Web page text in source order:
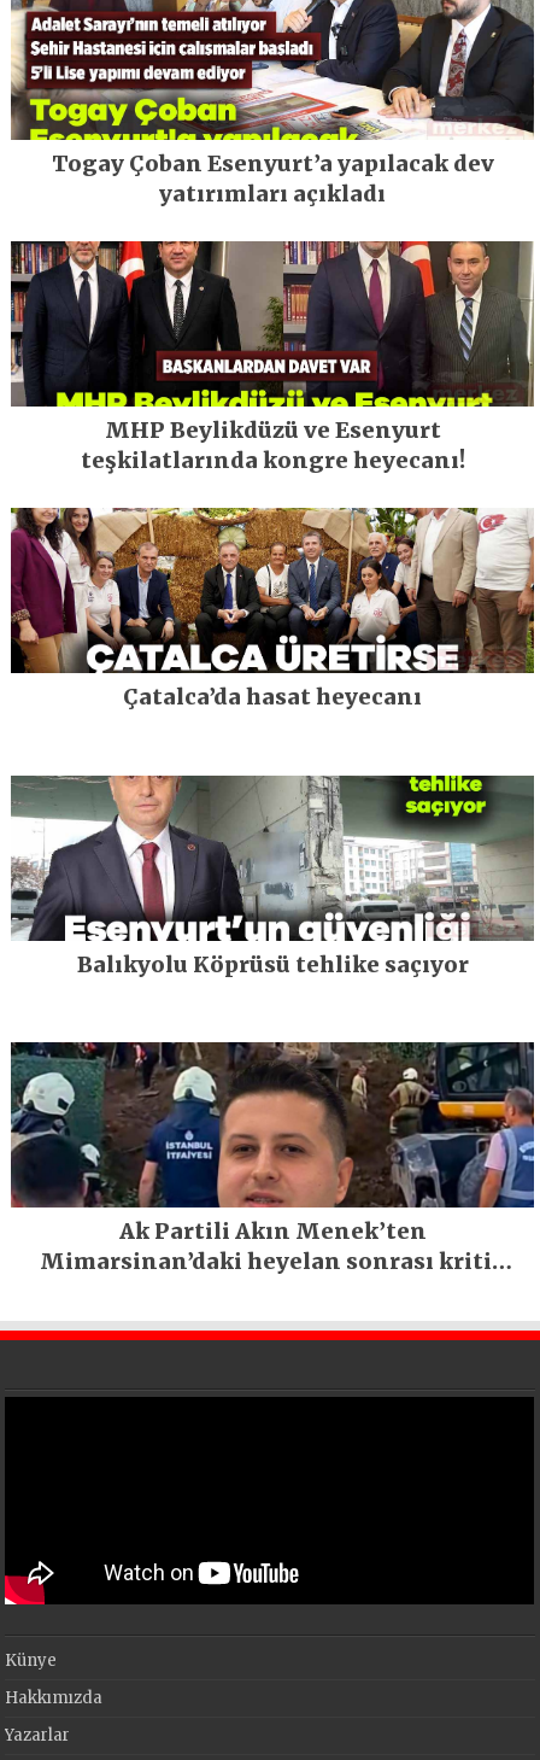
Togay Çoban Esenyurt’a yapılacak dev
yatırımları açıkladı
MHP Beylikdüzü ve Esenyurt
teşkilatlarında kongre heyecanı!
Çatalca’da hasat heyecanı
Balıkyolu Köprüsü tehlike saçıyor
Ak Partili Akın Menek’ten
Mimarsinan’daki heyelan sonrası kritik
Künye
Hakkımızda
Yazarlar